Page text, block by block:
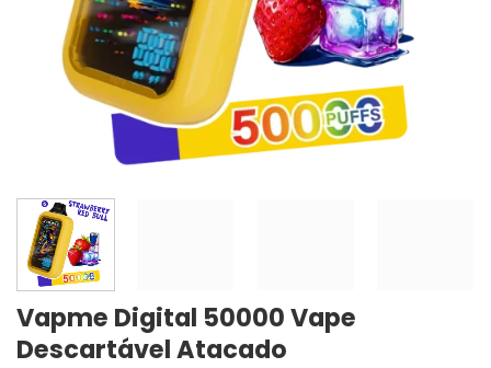
Vapme Digital 50000 Vape
Descartável Atacado